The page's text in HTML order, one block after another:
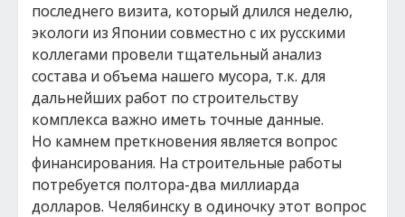
последнего визита, который длился неделю,
экологи из Японии совместно с их русскими
коллегами провели тщательный анализ
состава и объема нашего мусора, т.к. для
дальнейших работ по строительству
комплекса важно иметь точные данные.
Но камнем преткновения является вопрос
финансирования. На строительные работы
потребуется полтора-два миллиарда
долларов. Челябинску в одиночку этот вопрос